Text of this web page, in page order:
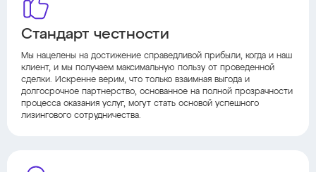
Стандарт честности
Мы нацелены на достижение справедливой прибыли, когда и наш
клиент, и мы получаем максимальную пользу от проведенной
сделки. Искренне верим, что только взаимная выгода и
долгосрочное партнерство, основанное на полной прозрачности
процесса оказания услуг, могут стать основой успешного
лизингового сотрудничества.